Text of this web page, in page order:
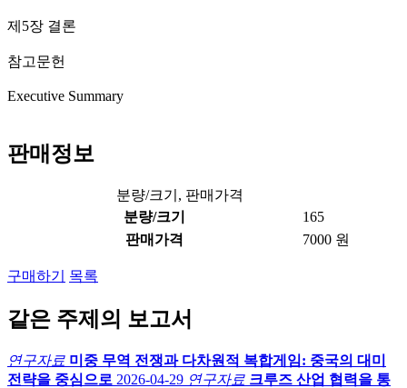
제5장 결론
참고문헌
Executive Summary
판매정보
분량/크기, 판매가격
분량/크기
165
판매가격
7000 원
구매하기 목록
같은 주제의 보고서
연구자료 미중 무역 전쟁과 다차원적 복합게임: 중국의 대미
전략을 중심으로 2026-04-29 연구자료 크루즈 산업 협력을 통